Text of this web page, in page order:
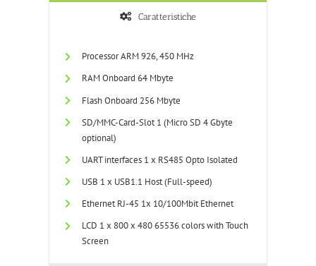
Caratteristiche
Processor ARM 926, 450 MHz
RAM Onboard 64 Mbyte
Flash Onboard 256 Mbyte
SD/MMC-Card-Slot 1 (Micro SD 4 Gbyte
optional)
UART interfaces 1 x RS485 Opto Isolated
USB 1 x USB1.1 Host (Full-speed)
Ethernet RJ-45 1x 10/100Mbit Ethernet
LCD 1 x 800 x 480 65536 colors with Touch
Screen